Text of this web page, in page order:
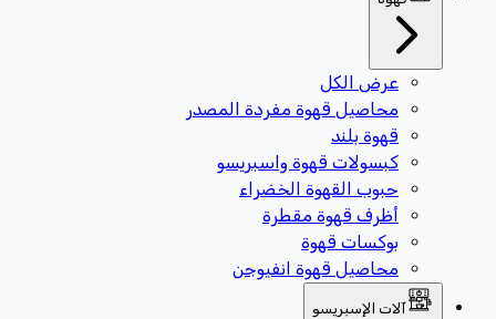
عرض الكل
محاصيل قهوة مفردة المصدر
قهوة بلند
كبسولات قهوة واسبريسو
حبوب القهوة الخضراء
أظرف قهوة مقطرة
بوكسات قهوة
محاصيل قهوة انفيوجن
آلات الإسبريسو